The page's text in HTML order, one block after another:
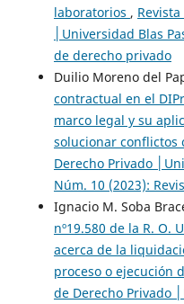
laboratorios ,
│Universidad Blas
de derecho privado
Duilio Moreno del
contractual en el
marco legal y su
solucionar conflictos
Derecho Privado
Núm. 10 (2023):
Ignacio M. Soba
nº19.580 de la R. O.
acerca de la
proceso o ejecución
de Derecho Privado